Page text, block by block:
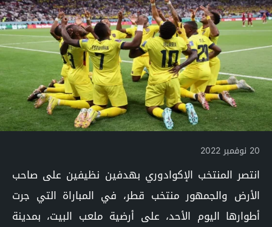
20 نوفمبر 2022
انتصر المنتخب الإكوادوري بهدفين نظيفين على صاحب
الأرض والجمهور منتخب قطر، في المباراة التي جرت
أطوارها اليوم الأحد، على أرضية ملعب البيت، بمدينة